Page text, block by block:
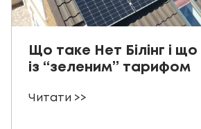
Що таке Нет Білінг і
із “зеленим” тарифом
Читати >>